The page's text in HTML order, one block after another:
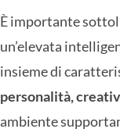
È importante
un’elevata
insieme di
personalità,
ambiente